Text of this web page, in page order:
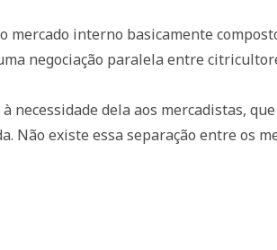
mercado interno basicamente
negociação paralela entre
necessidade dela aos mercadistas,
Não existe essa separação entre